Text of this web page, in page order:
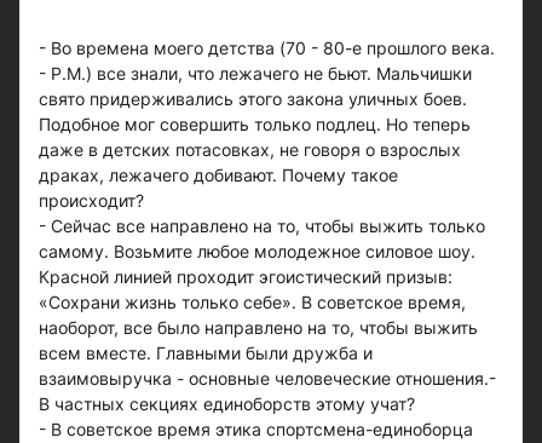
- Во времена моего детства (70 - 80-е прошлого века.
- Р.М.) все знали, что лежачего не бьют. Мальчишки
свято придерживались этого закона уличных боев.
Подобное мог совершить только подлец. Но теперь
даже в детских потасовках, не говоря о взрослых
драках, лежачего добивают. Почему такое
происходит?
- Сейчас все направлено на то, чтобы выжить только
самому. Возьмите любое молодежное силовое шоу.
Красной линией проходит эгоистический призыв:
«Сохрани жизнь только себе». В советское время,
наоборот, все было направлено на то, чтобы выжить
всем вместе. Главными были дружба и
взаимовыручка - основные человеческие отношения.-
В частных секциях единоборств этому учат?
- В советское время этика спортсмена-единоборца